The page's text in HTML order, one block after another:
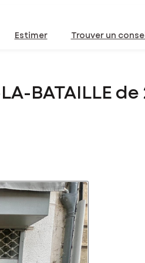
Estimer Trouver un
BATAILLE